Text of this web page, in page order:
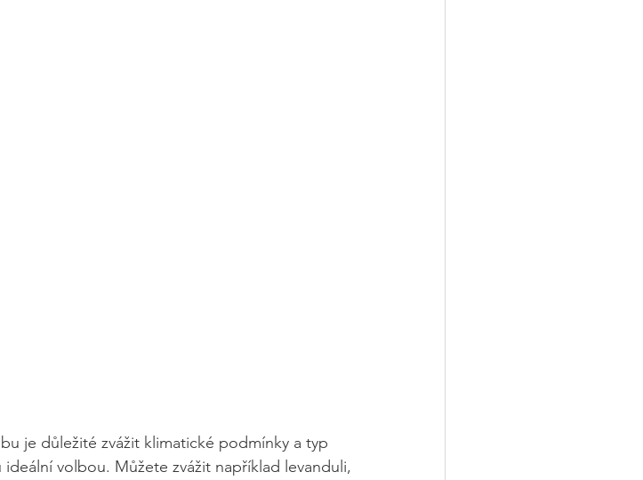
je důležité zvážit klimatické podmínky a typ
volbou. Můžete zvážit například levanduli,